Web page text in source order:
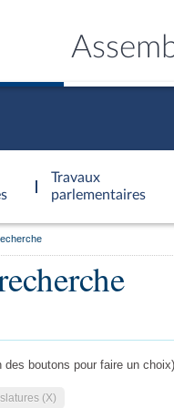
Travaux
parlementaires
des boutons pour faire un choix)
(X)